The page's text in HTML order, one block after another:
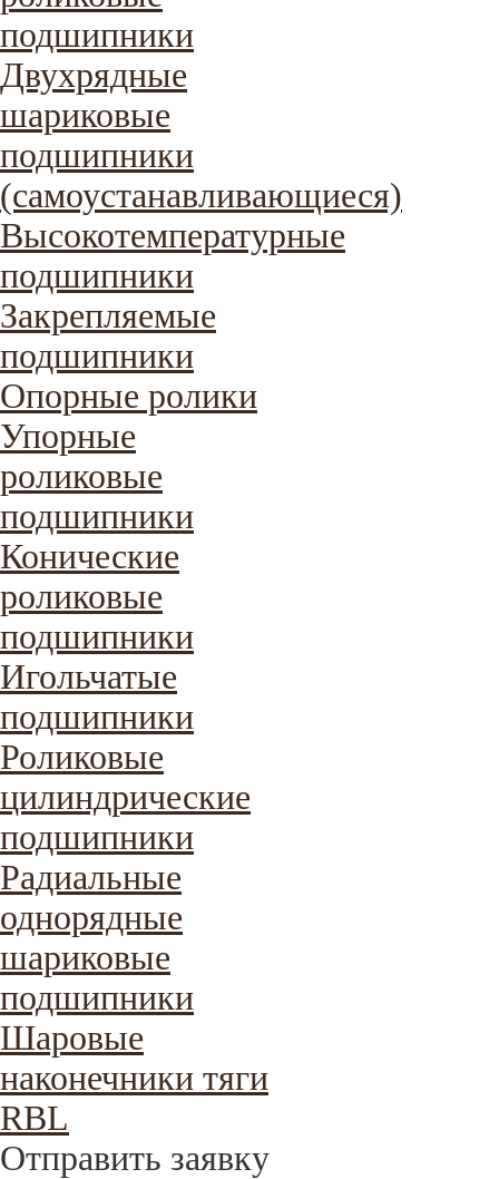
подшипники
Двухрядные
шариковые
подшипники
(самоустанавливающиеся)
Высокотемпературные
подшипники
Закрепляемые
подшипники
Опорные ролики
Упорные
роликовые
подшипники
Конические
роликовые
подшипники
Игольчатые
подшипники
Роликовые
цилиндрические
подшипники
Радиальные
однорядные
шариковые
подшипники
Шаровые
наконечники тяги
RBL
Отправить заявку